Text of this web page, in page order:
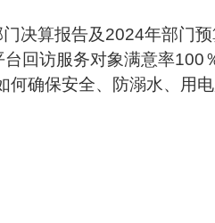
决算报告及2024年部门
回访服务对象满意率
确保安全、防溺水、用